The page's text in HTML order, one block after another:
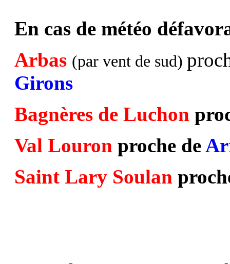
En cas de météo
Arbas (par vent de sud)
Girons
Bagnères de Luchon
Val Louron proche de
Saint Lary Soulan